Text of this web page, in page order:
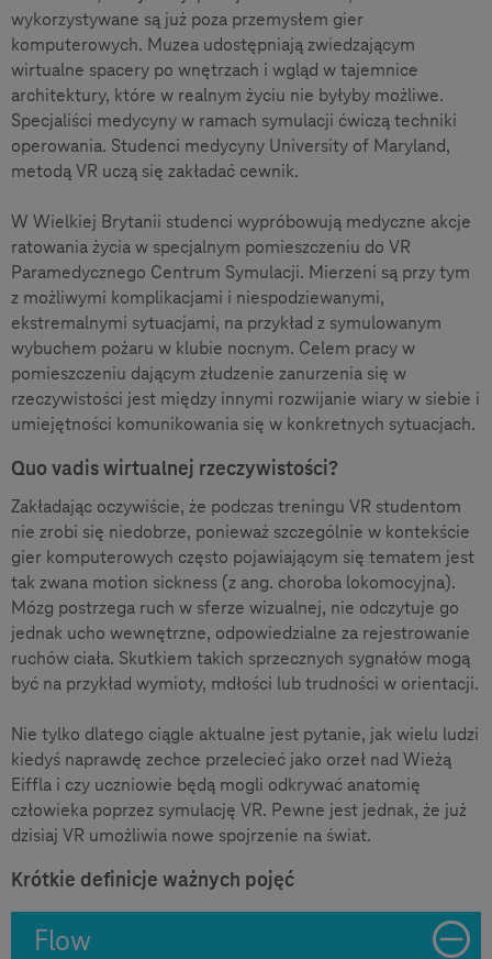
wykorzystywane są już poza przemysłem gier
komputerowych. Muzea udostępniają zwiedzającym
wirtualne spacery po wnętrzach i wgląd w tajemnice
architektury, które w realnym życiu nie byłyby możliwe.
Specjaliści medycyny w ramach symulacji ćwiczą techniki
operowania. Studenci medycyny University of Maryland,
metodą VR uczą się zakładać cewnik.
W Wielkiej Brytanii studenci wypróbowują medyczne akcje
ratowania życia w specjalnym pomieszczeniu do VR
Paramedycznego Centrum Symulacji. Mierzeni są przy tym
z możliwymi komplikacjami i niespodziewanymi,
ekstremalnymi sytuacjami, na przykład z symulowanym
wybuchem pożaru w klubie nocnym. Celem pracy w
pomieszczeniu dającym złudzenie zanurzenia się w
rzeczywistości jest między innymi rozwijanie wiary w siebie i
umiejętności komunikowania się w konkretnych sytuacjach.
Quo vadis wirtualnej rzeczywistości?
Zakładając oczywiście, że podczas treningu VR studentom
nie zrobi się niedobrze, ponieważ szczególnie w kontekście
gier komputerowych często pojawiającym się tematem jest
tak zwana motion sickness (z ang. choroba lokomocyjna).
Mózg postrzega ruch w sferze wizualnej, nie odczytuje go
jednak ucho wewnętrzne, odpowiedzialne za rejestrowanie
ruchów ciała. Skutkiem takich sprzecznych sygnałów mogą
być na przykład wymioty, mdłości lub trudności w orientacji.
Nie tylko dlatego ciągle aktualne jest pytanie, jak wielu ludzi
kiedyś naprawdę zechce przelecieć jako orzeł nad Wieżą
Eiffla i czy uczniowie będą mogli odkrywać anatomię
człowieka poprzez symulację VR. Pewne jest jednak, że już
dzisiaj VR umożliwia nowe spojrzenie na świat.
Krótkie definicje ważnych pojęć
Flow